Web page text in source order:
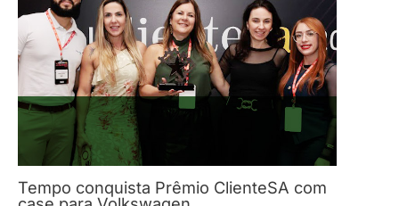
Tempo conquista Prêmio ClienteSA com